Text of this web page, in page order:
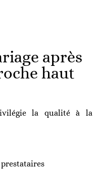
après
haut
la qualité à la